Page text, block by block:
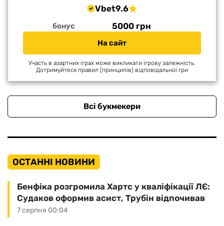
Vbet9.6
бонус 5000 грн
На сайт
Участь в азартних іграх може викликати ігрову залежність.
Дотримуйтеся правил (принципів) відповідальної гри
Всі букмекери
ОСТАННІ НОВИНИ
7 серпня 00:04
Бенфіка розгромила Хартс у кваліфікації ЛЄ:
Судаков оформив асист, Трубін відпочивав